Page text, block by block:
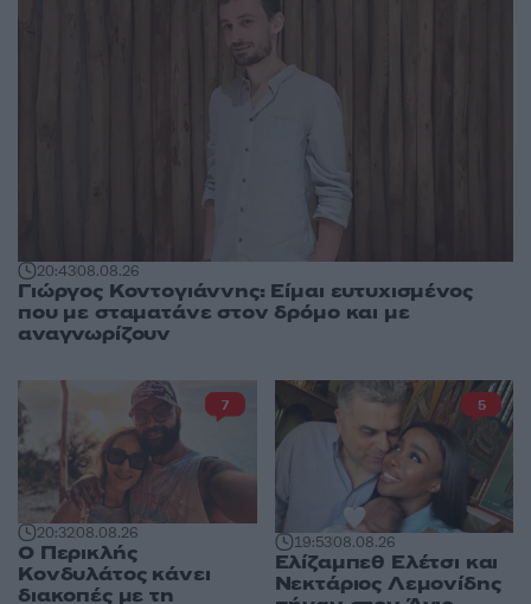
20:4308.08.26
Γιώργος Κοντογιάννης: Είμαι ευτυχισμένος
που με σταματάνε στον δρόμο και με
αναγνωρίζουν
20:3208.08.26
Ο Περικλής
Κονδυλάτος κάνει
διακοπές με τη
7
19:5308.08.26
Ελίζαμπεθ Ελέτσι και
Νεκτάριος Λεμονίδης
5